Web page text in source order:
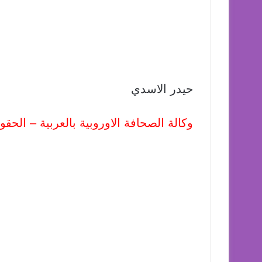
حيدر الاسدي
وكالة الصحافة الاوروبية بالعربية –